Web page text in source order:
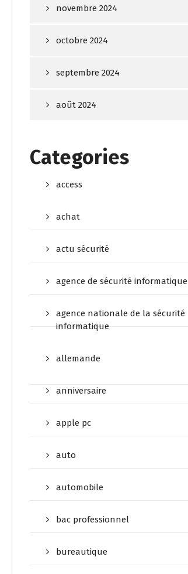
novembre 2024
octobre 2024
septembre 2024
août 2024
Categories
access
achat
actu sécurité
agence de sécurité informatique
agence nationale de la sécurité
informatique
allemande
anniversaire
apple pc
auto
automobile
bac professionnel
bureautique